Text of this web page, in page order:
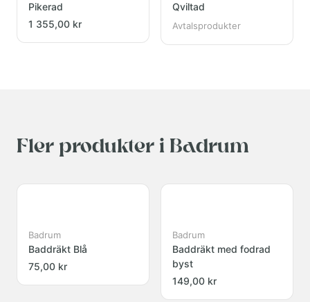
Pikerad
1 355,00 kr
Qviltad
Avtalsprodukter
Fler produkter i Badrum
Badrum
Baddräkt Blå
75,00 kr
Badrum
Baddräkt med fodrad
byst
149,00 kr